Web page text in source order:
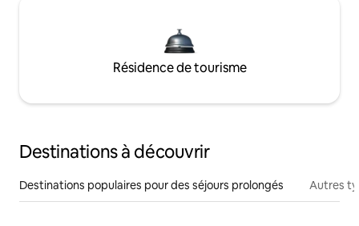
Résidence de tourisme
Destinations à découvrir
Destinations populaires pour des séjours prolongés Autres